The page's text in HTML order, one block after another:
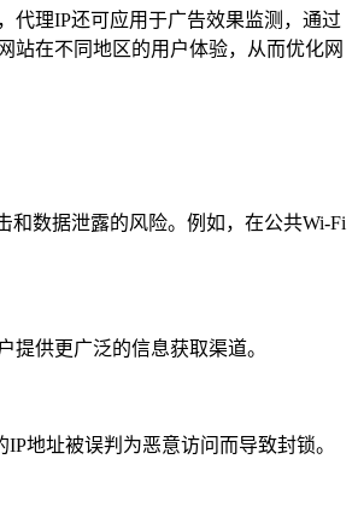
代理IP还可应用于广告效果监测，通过
站在不同地区的用户体验，从而优化网
和数据泄露的风险。例如，在公共Wi-Fi
供更广泛的信息获取渠道。
地址被误判为恶意访问而导致封锁。